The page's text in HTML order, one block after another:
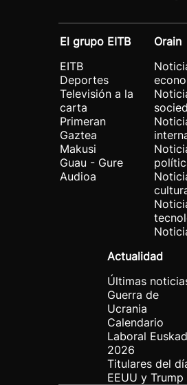
El grupo EITB
EITB
Deportes
Televisión a la
carta
Primeran
Gaztea
Makusi
Guau - Gure
Audioa
Orain
Actualidad
Últimas
Guerra de
Ucrania
Calendario
Laboral
2026
Titulares del
EEUU y Trump